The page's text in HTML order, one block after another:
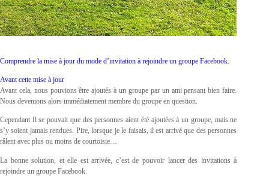
Comprendre la mise à jour du mode d’invitation à rejoindre un groupe Facebook.
Avant cette mise à jour
Avant cela, nous pouvions être ajoutés à un groupe par un ami pensant bien faire.
Nous devenions alors immédiatement membre du groupe en question.
Cependant Il se pouvait que des personnes aient été ajoutées à un groupe, mais ne
s’y soient jamais rendues. Pire, lorsque je le faisais, il est arrivé que des personnes
râlent avec plus ou moins de courtoisie…
La bonne solution, et elle est arrivée, c’est de pouvoir lancer des invitations à
rejoindre un groupe Facebook.